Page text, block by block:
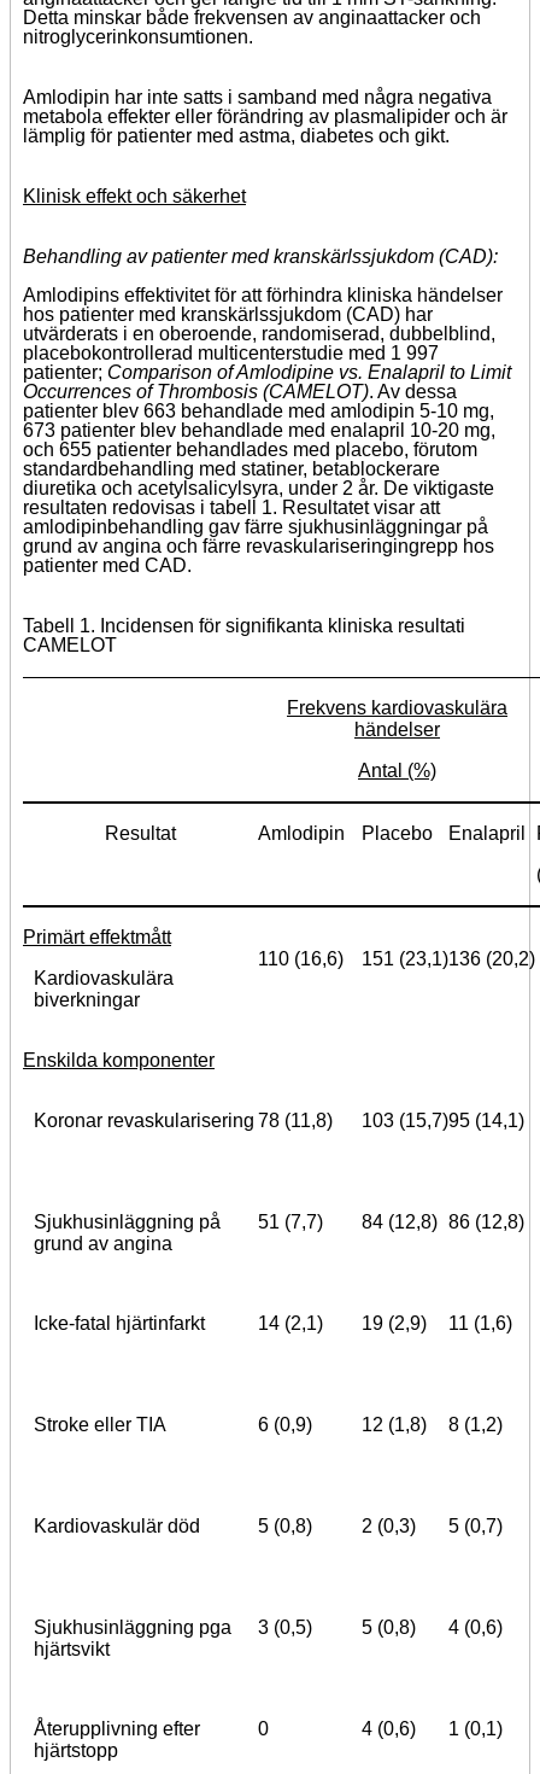
Detta minskar både frekvensen av anginaattacker och
nitroglycerinkonsumtionen.
Amlodipin har inte satts i samband med några negativa
metabola effekter eller förändring av plasmalipider och är
lämplig för patienter med astma, diabetes och gikt.
Klinisk effekt och säkerhet
Behandling av patienter med kranskärlssjukdom (CAD):
Amlodipins effektivitet för att förhindra kliniska händelser
hos patienter med kranskärlssjukdom (CAD) har
utvärderats i en oberoende, randomiserad, dubbelblind,
placebokontrollerad multicenterstudie med 1 997
patienter; Comparison of Amlodipine vs. Enalapril to Limit
Occurrences of Thrombosis (CAMELOT). Av dessa
patienter blev 663 behandlade med amlodipin 5-10 mg,
673 patienter blev behandlade med enalapril 10-20 mg,
och 655 patienter behandlades med placebo, förutom
standardbehandling med statiner, betablockerare
diuretika och acetylsalicylsyra, under 2 år. De viktigaste
resultaten redovisas i tabell 1. Resultatet visar att
amlodipinbehandling gav färre sjukhusinläggningar på
grund av angina och färre revaskulariseringingrepp hos
patienter med CAD.
Tabell 1. Incidensen för signifikanta kliniska resultati
CAMELOT
Frekvens kardiovaskulära
händelser
Antal (%)
Resultat Amlodipin Placebo Enalapril
Primärt effektmått
Kardiovaskulära
biverkningar
110 (16,6) 151 (23,1)136 (20,2)
Enskilda komponenter
Koronar revaskularisering 78 (11,8) 103 (15,7)95 (14,1)
Sjukhusinläggning på
grund av angina
51 (7,7) 84 (12,8) 86 (12,8)
Icke-fatal hjärtinfarkt 14 (2,1) 19 (2,9) 11 (1,6)
Stroke eller TIA 6 (0,9) 12 (1,8) 8 (1,2)
Kardiovaskulär död 5 (0,8) 2 (0,3) 5 (0,7)
Sjukhusinläggning pga
hjärtsvikt
3 (0,5) 5 (0,8) 4 (0,6)
Återupplivning efter
hjärtstopp
0 4 (0,6) 1 (0,1)